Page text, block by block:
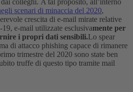
colleghi. A tal proposito, all’interno
scenari di minaccia del 2020,
crescita di e-mail mirate relative
e-mail utilizzate esclusivamente per
i propri dati sensibili.Lo spear
di attacco phishing capace di rimanere
trimestre del 2020 sono state ben
truffe di questo tipo tramite mail